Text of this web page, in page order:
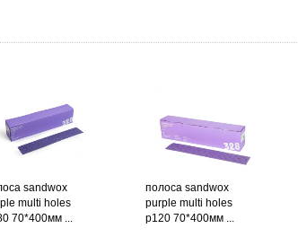
sandwox
multi holes
70*400мм ...
полоса sandwox
purple multi holes
p120 70*400мм ...